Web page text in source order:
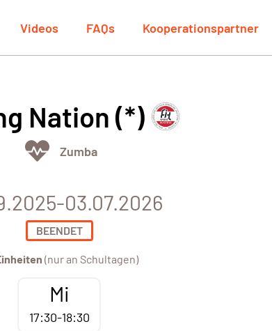
Videos FAQs Kooperationspartner
Nation (*)
Zumba
03.07.2026
BEENDET
(nur an Schultagen)
Mi
17:30-18:30